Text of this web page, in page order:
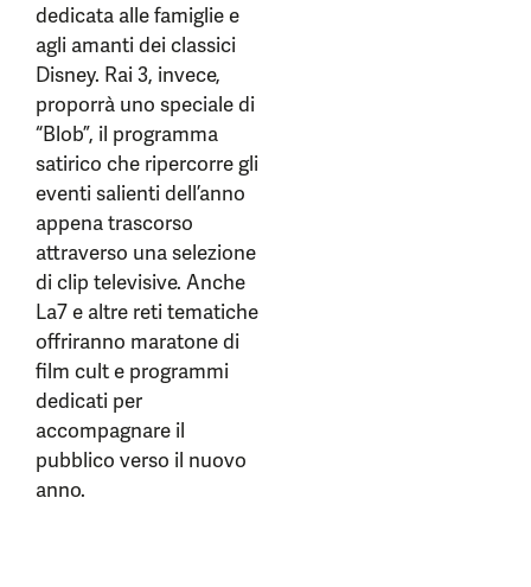
dedicata alle famiglie e
agli amanti dei classici
Disney. Rai 3, invece,
proporrà uno speciale di
“Blob”, il programma
satirico che ripercorre gli
eventi salienti dell’anno
appena trascorso
attraverso una selezione
di clip televisive. Anche
La7 e altre reti tematiche
offriranno maratone di
film cult e programmi
dedicati per
accompagnare il
pubblico verso il nuovo
anno.